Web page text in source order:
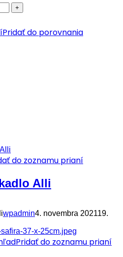
Pridať do porovnania
do zoznamu prianí
Alli
wpadmin4. novembra 202119.
Pridať do zoznamu prianí